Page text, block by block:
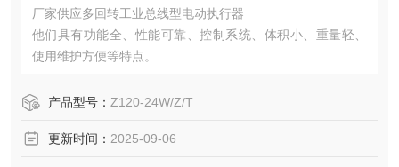
厂家供应多回转工业总线型电动执行器
他们具有功能全、性能可靠、控制系统、体积小、重量轻、
使用维护方便等特点。
产品型号： Z120-24W/Z/T
更新时间： 2025-09-06